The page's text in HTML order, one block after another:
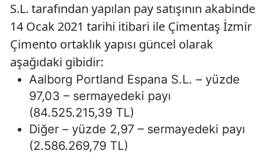
S.L. tarafından yapılan pay satışının akabinde
14 Ocak 2021 tarihi itibari ile Çimentaş İzmir
Çimento ortaklık yapısı güncel olarak
aşağıdaki gibidir:
Aalborg Portland Espana S.L. – yüzde
97,03 – sermayedeki payı
(84.525.215,39 TL)
Diğer – yüzde 2,97 – sermayedeki payı
(2.586.269,79 TL)